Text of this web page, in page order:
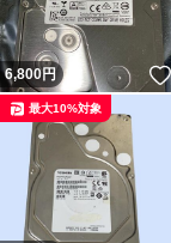
6,800円
最大10%対象